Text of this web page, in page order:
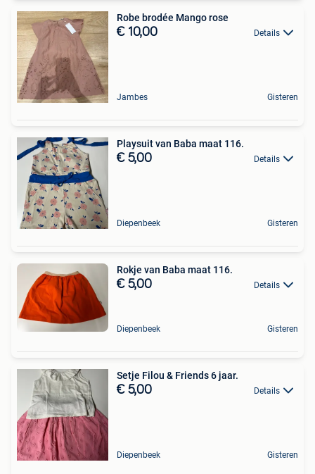
Robe brodée Mango rose
€ 10,00 Details
Jambes Gisteren
Playsuit van Baba maat 116.
€ 5,00 Details
Diepenbeek Gisteren
Rokje van Baba maat 116.
€ 5,00 Details
Diepenbeek Gisteren
Setje Filou & Friends 6 jaar.
€ 5,00 Details
Diepenbeek Gisteren